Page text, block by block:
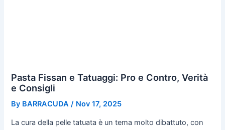
Pasta Fissan e Tatuaggi: Pro e Contro, Verità
e Consigli
By BARRACUDA / Nov 17, 2025
La cura della pelle tatuata è un tema molto dibattuto, con